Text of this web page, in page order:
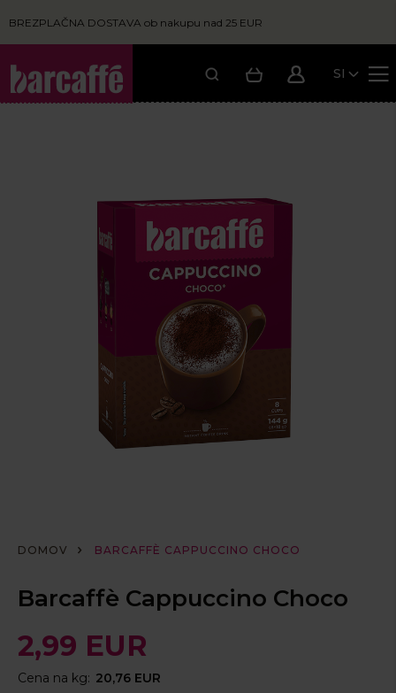
BREZPLAČNA DOSTAVA ob nakupu nad 25 EUR
Moja košaricaSI
DOMOV BARCAFFÈ CAPPUCCINO CHOCO
Barcaffè Cappuccino Choco
2,99 EUR
Cena na kg: 20,76 EUR